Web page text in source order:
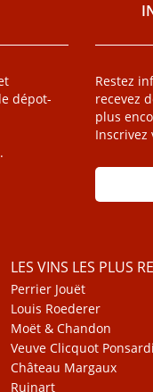
dépot-
.
Restez
recevez
plus
Inscrivez
LES VINS LES PLUS
Perrier Jouët
Louis Roederer
Moët & Chandon
Veuve Clicquot
Château Margaux
Ruinart